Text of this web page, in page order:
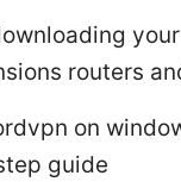
routers
on
guide